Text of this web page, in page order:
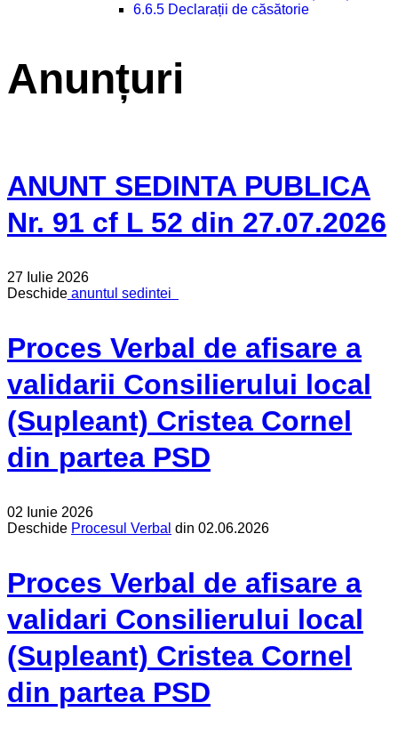
6.6.5 Declarații de căsătorie
Anunțuri
ANUNT SEDINTA PUBLICA
Nr. 91 cf L 52 din 27.07.2026
27 Iulie 2026
Deschide anuntul sedintei
Proces Verbal de afisare a
validarii Consilierului local
(Supleant) Cristea Cornel
din partea PSD
02 Iunie 2026
Deschide Procesul Verbal din 02.06.2026
Proces Verbal de afisare a
validari Consilierului local
(Supleant) Cristea Cornel
din partea PSD